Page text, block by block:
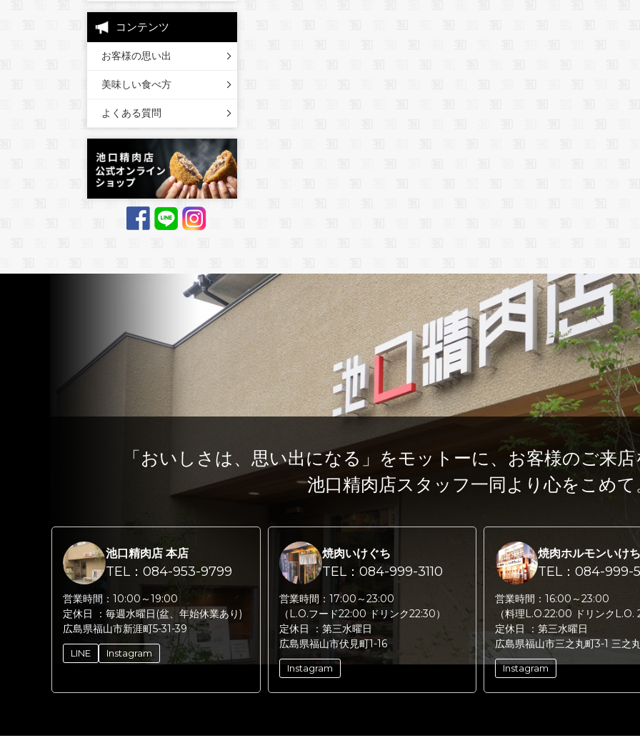
コンテンツ
お客様の思い出
美味しい食べ方
よくある質問
「おいしさは、思い出になる」をモットーに、 お客様のご来
池口精肉店スタッフ一同より心をこめて
池口精肉店 本店
TEL：084-953-9799
営業時間： 10:00～19:00
定休日 ： 毎週水曜日(盆、年始休業あり)
広島県福山市新涯町5-31-39
LINE Instagram
焼肉いけぐち
TEL：084-999-3110
営業時間： 17:00～23:00
（L.O.フード22:00 ドリンク22:30）
定休日 ： 第三水曜日
広島県福山市伏見町1-16
Instagram
焼肉ホルモンいけ
TEL：084-999-
営業時間： 16:00～23:00
（料理L.O.22:00 ドリンクL.O.
定休日 ： 第三水曜日
広島県福山市三之丸町3-1 三之
Instagram